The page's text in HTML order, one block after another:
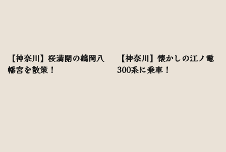
【神奈川】桜満開の鶴岡八
幡宮を散策！
【神奈川】懐かしの江ノ電
300系に乗車！